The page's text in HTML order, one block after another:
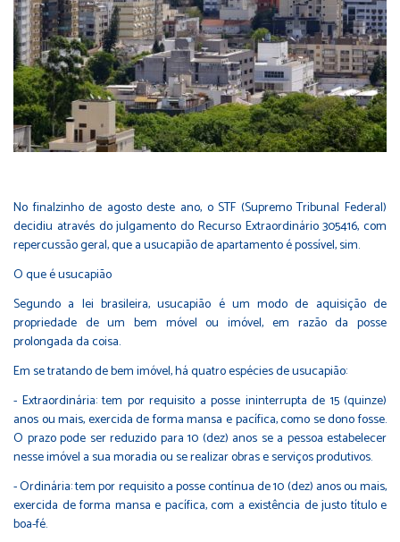
No finalzinho de agosto deste ano, o STF (Supremo Tribunal Federal)
decidiu através do julgamento do Recurso Extraordinário 305416, com
repercussão geral, que a usucapião de apartamento é possível, sim.
O que é usucapião
Segundo a lei brasileira, usucapião é um modo de aquisição de
propriedade de um bem móvel ou imóvel, em razão da posse
prolongada da coisa.
Em se tratando de bem imóvel, há quatro espécies de usucapião:
- Extraordinária: tem por requisito a posse ininterrupta de 15 (quinze)
anos ou mais, exercida de forma mansa e pacífica, como se dono fosse.
O prazo pode ser reduzido para 10 (dez) anos se a pessoa estabelecer
nesse imóvel a sua moradia ou se realizar obras e serviços produtivos.
- Ordinária: tem por requisito a posse contínua de 10 (dez) anos ou mais,
exercida de forma mansa e pacífica, com a existência de justo título e
boa-fé.